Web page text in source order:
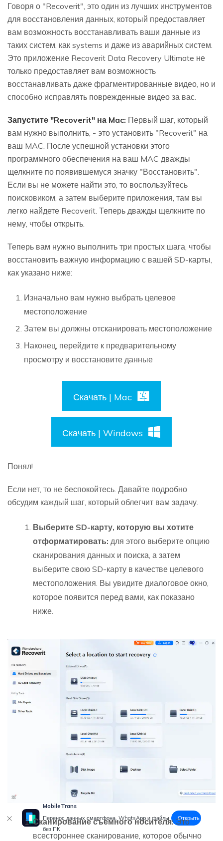
Говоря о "Recoverit", это один из лучших инструментов
для восстановления данных, который предоставляет
вам возможность восстанавливать ваши данные из
таких систем, как systems и даже из аварийных систем.
Это приложение Recoverit Data Recovery Ultimate не
только предоставляет вам возможность
восстанавливать даже фрагментированные видео, но и
способно исправлять поврежденные видео за вас.
Запустите "Recoverit" на Mac: Первый шаг, который
вам нужно выполнить, - это установить "Recoverit" на
ваш MAC. После успешной установки этого
программного обеспечения на ваш MAC дважды
щелкните по появившемуся значку "Восстановить".
Если вы не можете найти это, то воспользуйтесь
поисковиком, а затем выберите приложения, там вы
легко найдете Recoverit. Теперь дважды щелкните по
нему, чтобы открыть.
Теперь вам нужно выполнить три простых шага, чтобы
восстановить важную информацию с вашей SD-карты,
как указано ниже:
Изначально вам нужно выбрать целевое
местоположение
Затем вы должны отсканировать местоположение
Наконец, перейдите к предварительному
просмотру и восстановите данные
Скачать | Mac
Скачать | Windows
Понял!
Если нет, то не беспокойтесь. Давайте подробно
обсудим каждый шаг, который облегчит вам задачу.
Выберите SD-карту, которую вы хотите
отформатировать: для этого выберите опцию
сканирования данных и поиска, а затем
выберите свою SD-карту в качестве целевого
местоположения. Вы увидите диалоговое окно,
которое появится перед вами, как показано
ниже.
Сканирование съемного носителя:Это
всестороннее сканирование, которое обычно
MobileTrans
Перенос данных смартфона, WhatsApp и файлы
без ПК
Открыть